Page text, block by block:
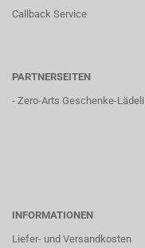
Callback Service
PARTNERSEITEN
- Zero-Arts Geschenke-Lädeli
INFORMATIONEN
Liefer- und Versandkosten